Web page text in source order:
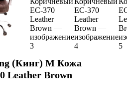
(Кинг) M Кожа
Leather Brown